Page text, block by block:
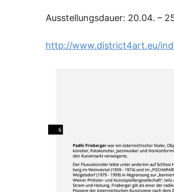
Ausstellungsdauer: 20.04. –
http://www.district4art.eu/